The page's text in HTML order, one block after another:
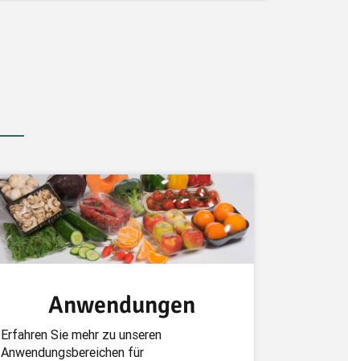
Anwendungen
Erfahren Sie mehr zu unseren
Anwendungsbereichen für